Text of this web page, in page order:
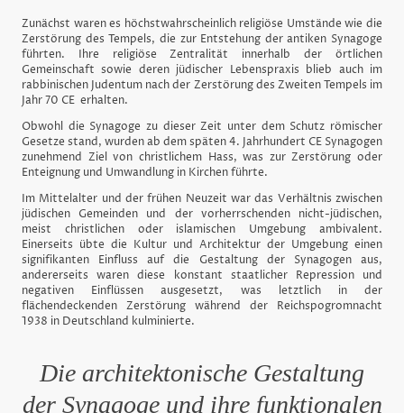
Zunächst waren es höchstwahrscheinlich religiöse Umstände wie die
Zerstörung des Tempels, die zur Entstehung der antiken Synagoge
führten. Ihre religiöse Zentralität innerhalb der örtlichen
Gemeinschaft sowie deren jüdischer Lebenspraxis blieb auch im
rabbinischen Judentum nach der Zerstörung des Zweiten Tempels im
Jahr 70 CE erhalten.
Obwohl die Synagoge zu dieser Zeit unter dem Schutz römischer
Gesetze stand, wurden ab dem späten 4. Jahrhundert CE Synagogen
zunehmend Ziel von christlichem Hass, was zur Zerstörung oder
Enteignung und Umwandlung in Kirchen führte.
Im Mittelalter und der frühen Neuzeit war das Verhältnis zwischen
jüdischen Gemeinden und der vorherrschenden nicht-jüdischen,
meist christlichen oder islamischen Umgebung ambivalent.
Einerseits übte die Kultur und Architektur der Umgebung einen
signifikanten Einfluss auf die Gestaltung der Synagogen aus,
andererseits waren diese konstant staatlicher Repression und
negativen Einflüssen ausgesetzt, was letztlich in der
flächendeckenden Zerstörung während der Reichspogromnacht
1938 in Deutschland kulminierte.
Die architektonische Gestaltung
der Synagoge und ihre funktionalen